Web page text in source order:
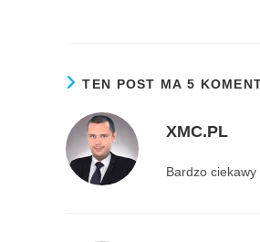
TEN POST MA 5
XMC.PL
Bardzo